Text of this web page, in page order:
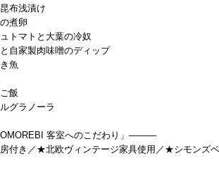
布浅漬け
煮卵
トマトと大葉の冷奴
自家製肉味噌のディップ
魚
飯
グラノーラ
客室へのこだわり」———
付き／★北欧ヴィンテージ家具使用／★シモンズ